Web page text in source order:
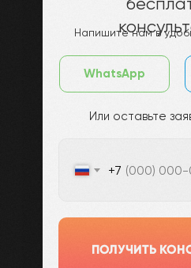
Напишите нам в
Или оставьте
WhatsApp
+7
ПОЛУЧИТЬ